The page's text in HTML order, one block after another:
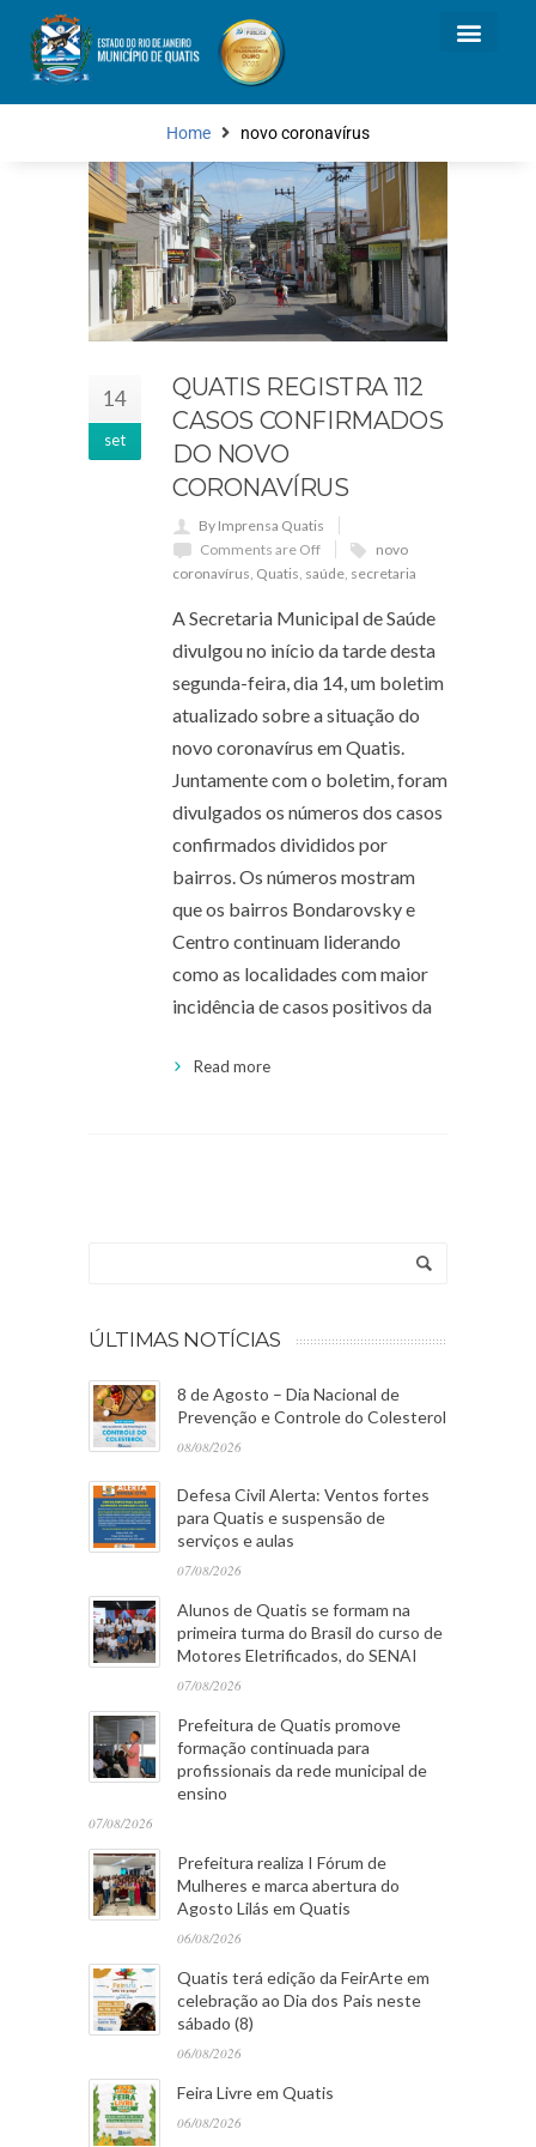
Home novo coronavírus
14
set
QUATIS REGISTRA 112
CASOS CONFIRMADOS
DO NOVO
CORONAVÍRUS
By Imprensa Quatis
Comments are Off
novo
coronavírus, Quatis, saúde, secretaria
A Secretaria Municipal de Saúde
divulgou no início da tarde desta
segunda-feira, dia 14, um boletim
atualizado sobre a situação do
novo coronavírus em Quatis.
Juntamente com o boletim, foram
divulgados os números dos casos
confirmados divididos por
bairros. Os números mostram
que os bairros Bondarovsky e
Centro continuam liderando
como as localidades com maior
incidência de casos positivos da
Read more
ÚLTIMAS NOTÍCIAS
8 de Agosto – Dia Nacional de
Prevenção e Controle do Colesterol
08/08/2026
Defesa Civil Alerta: Ventos fortes
para Quatis e suspensão de
serviços e aulas
07/08/2026
Alunos de Quatis se formam na
primeira turma do Brasil do curso de
Motores Eletrificados, do SENAI
07/08/2026
Prefeitura de Quatis promove
formação continuada para
profissionais da rede municipal de
ensino
07/08/2026
Prefeitura realiza I Fórum de
Mulheres e marca abertura do
Agosto Lilás em Quatis
06/08/2026
Quatis terá edição da FeirArte em
celebração ao Dia dos Pais neste
sábado (8)
06/08/2026
Feira Livre em Quatis
06/08/2026